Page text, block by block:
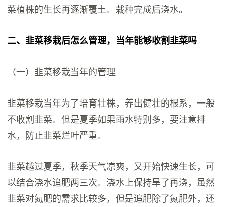
菜植株的生长再逐渐覆土。栽种完成后浇水。
二、韭菜移栽后怎么管理，当年能够收割韭菜吗
（一）韭菜移栽当年的管理
韭菜移栽当年为了培育壮株，养出健壮的根系，一般
不收割韭菜。但是夏季如果雨水特别多，要注意排
水，防止韭菜烂叶严重。
韭菜越过夏季，秋季天气凉爽，又开始快速生长，可
以结合浇水追肥两三次。浇水上保持旱了再浇，虽然
韭菜对氮肥的需求比较多，但是追肥除了氮肥外，还